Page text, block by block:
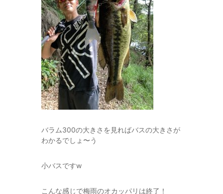
バラム300の大きさを見ればバスの大きさが
わかるでしょ〜う
小バスですw
こんな感じで梅雨のオカッパリは終了！